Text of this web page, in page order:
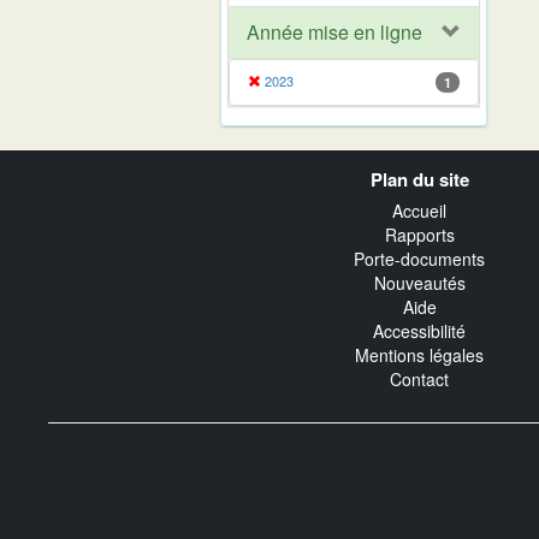
Année mise en ligne
2023 1
Plan du site
Accueil
Rapports
Porte-documents
Nouveautés
Aide
Accessibilité
Mentions légales
Contact